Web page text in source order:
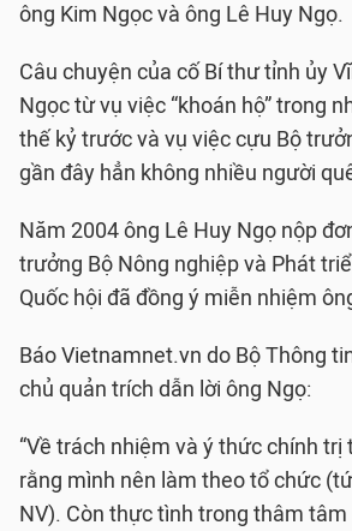
ông Kim Ngọc và ông Lê Huy Ngọ.
Câu chuyện của cố Bí thư tỉnh ủy
Ngọc từ vụ việc “khoán hộ” trong
thế kỷ trước và vụ việc cựu Bộ
gần đây hẳn không nhiều người
Năm 2004 ông Lê Huy Ngọ nộp
trưởng Bộ Nông nghiệp và Phát
Quốc hội đã đồng ý miễn nhiệm
Báo Vietnamnet.vn do Bộ Thông
chủ quản trích dẫn lời ông Ngọ:
“Về trách nhiệm và ý thức chính
rằng mình nên làm theo tổ chức
NV). Còn thực tình trong thâm